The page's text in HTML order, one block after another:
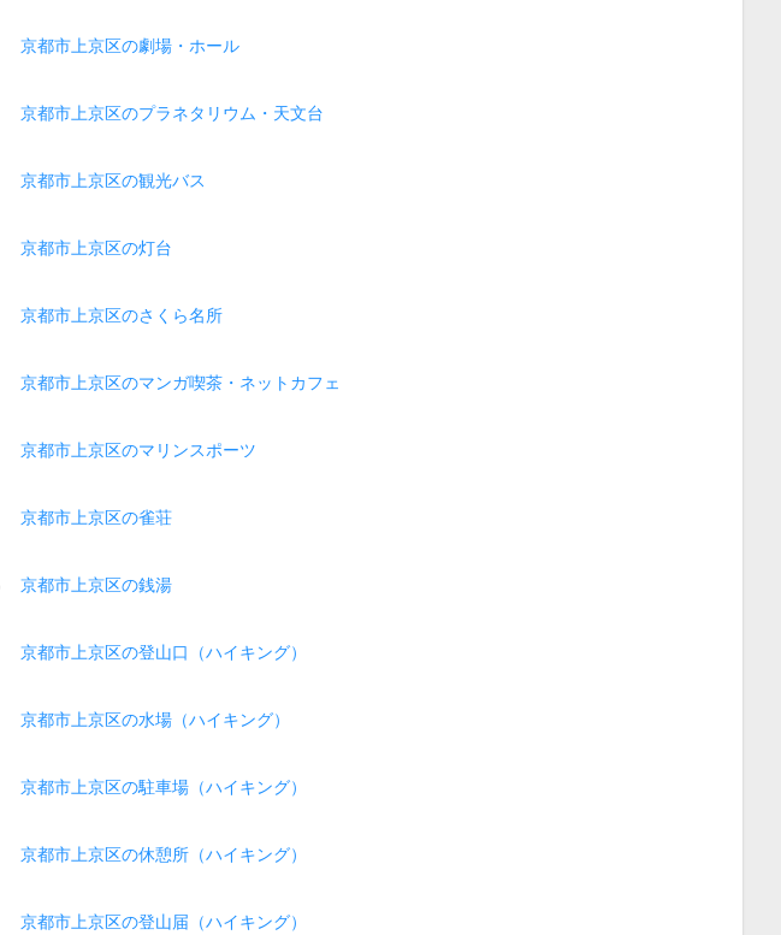
京都市上京区の劇場・ホール
京都市上京区のプラネタリウム・天文台
京都市上京区の観光バス
京都市上京区の灯台
京都市上京区のさくら名所
京都市上京区のマンガ喫茶・ネットカフェ
京都市上京区のマリンスポーツ
京都市上京区の雀荘
京都市上京区の銭湯
京都市上京区の登山口（ハイキング）
京都市上京区の水場（ハイキング）
京都市上京区の駐車場（ハイキング）
京都市上京区の休憩所（ハイキング）
京都市上京区の登山届（ハイキング）